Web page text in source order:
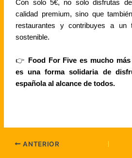
Con solo 5€, no solo disfrutas
calidad premium, sino que
restaurantes y contribuyes a
sostenible.
👉
Food For Five es mucho
es una forma solidaria de
española al alcance de todos.
ANTERIOR